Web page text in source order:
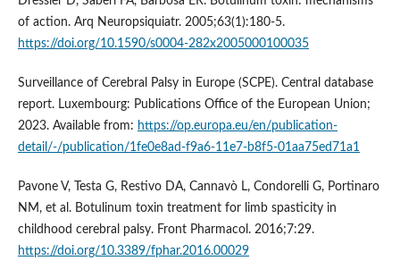
of action. Arq Neuropsiquiatr. 2005;63(1):180-5.
https://doi.org/10.1590/s0004-282x2005000100035
Surveillance of Cerebral Palsy in Europe (SCPE). Central database
report. Luxembourg: Publications Office of the European Union;
2023. Available from: https://op.europa.eu/en/publication-
detail/-/publication/1fe0e8ad-f9a6-11e7-b8f5-01aa75ed71a1
Pavone V, Testa G, Restivo DA, Cannavò L, Condorelli G, Portinaro
NM, et al. Botulinum toxin treatment for limb spasticity in
childhood cerebral palsy. Front Pharmacol. 2016;7:29.
https://doi.org/10.3389/fphar.2016.00029